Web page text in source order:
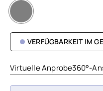
VERFÜGBARKEIT IM
Virtuelle Anprobe360°-